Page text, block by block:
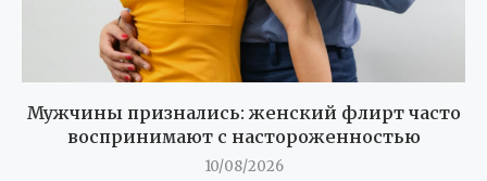
Мужчины признались: женский флирт часто
воспринимают с настороженностью
10/08/2026